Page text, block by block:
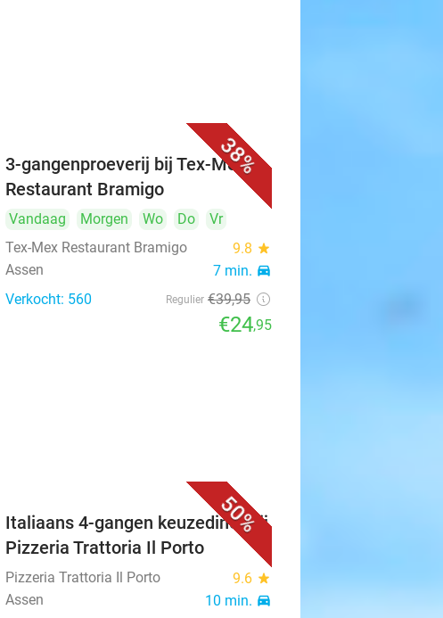
38%
3-gangenproeverij bij Tex-Mex
Restaurant Bramigo
Vandaag Morgen Wo Do
Vr
Tex-Mex Restaurant Bramigo
9.8 star
Assen 7 min. directions_car
Verkocht: 560 Regulier €39,95
€24,95
50%
Italiaans 4-gangen keuzediner bij
Pizzeria Trattoria Il Porto
Pizzeria Trattoria Il Porto 9.6 star
Assen 10 min. directions_car